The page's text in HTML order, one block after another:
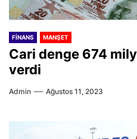
FINANS MANŞET
Cari denge 674
verdi
Admin Ağustos 11, 2023